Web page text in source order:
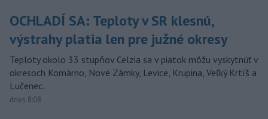
OCHLADÍ SA: Teploty v SR klesnú,
výstrahy platia len pre južné okresy
Teploty okolo 33 stupňov Celzia sa v piatok môžu vyskytnúť v
okresoch Komárno, Nové Zámky, Levice, Krupina, Veľký Krtíš a
Lučenec.
dnes 8:08